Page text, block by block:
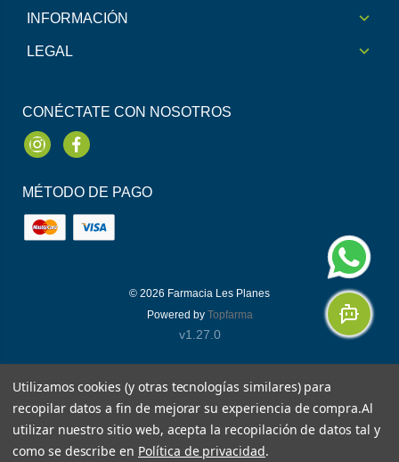
INFORMACIÓN
LEGAL
CONÉCTATE CON NOSOTROS
InstagramFacebook
MÉTODO DE PAGO
© 2026 Farmacia Les Planes
Powered by Topfarma
v1.27.0
Utilizamos cookies (y otras tecnologías similares) para
recopilar datos a fin de mejorar su experiencia de compra.Al
utilizar nuestro sitio web, acepta la recopilación de datos tal y
como se describe en Política de privacidad.